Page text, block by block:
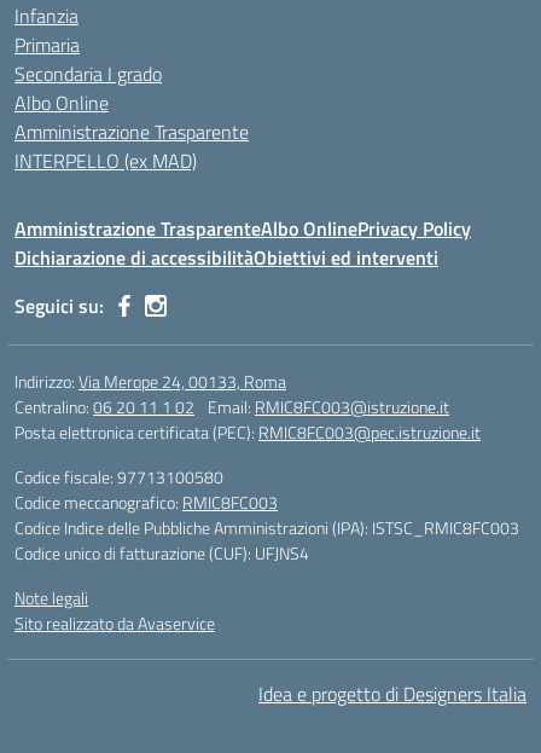
Infanzia
Primaria
Secondaria I grado
Albo Online
Amministrazione Trasparente
INTERPELLO (ex MAD)
Amministrazione TrasparenteAlbo OnlinePrivacy Policy
Dichiarazione di accessibilitàObiettivi ed interventi
Seguici su:
Indirizzo:Via Merope 24, 00133, Roma
Centralino:06 20 11 1 02 Email: RMIC8FC003@istruzione.it
Posta elettronica certificata (PEC): RMIC8FC003@pec.istruzione.it
Codice fiscale: 97713100580
Codice meccanografico: RMIC8FC003
Codice Indice delle Pubbliche Amministrazioni (IPA): ISTSC_RMIC8FC003
Codice unico di fatturazione (CUF): UFJNS4
Note legali
Sito realizzato da Avaservice
Idea e progetto di Designers Italia